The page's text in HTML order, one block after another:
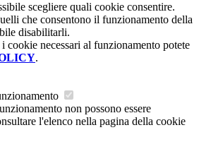
scegliere quali cookie consentire.
che consentono il funzionamento della
disabilitarli.
cookie necessari al funzionamento potete
.
non possono essere
l'elenco nella pagina della cookie